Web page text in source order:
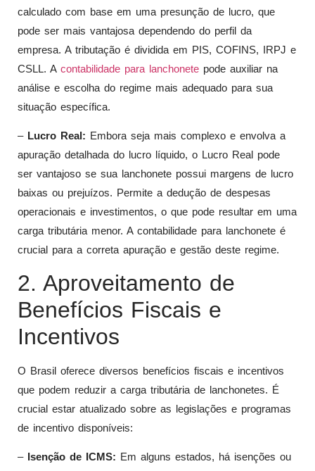
calculado com base em uma presunção de lucro, que
pode ser mais vantajosa dependendo do perfil da
empresa. A tributação é dividida em PIS, COFINS, IRPJ e
CSLL. A contabilidade para lanchonete pode auxiliar na
análise e escolha do regime mais adequado para sua
situação específica.
– Lucro Real: Embora seja mais complexo e envolva a
apuração detalhada do lucro líquido, o Lucro Real pode
ser vantajoso se sua lanchonete possui margens de lucro
baixas ou prejuízos. Permite a dedução de despesas
operacionais e investimentos, o que pode resultar em uma
carga tributária menor. A contabilidade para lanchonete é
crucial para a correta apuração e gestão deste regime.
2. Aproveitamento de
Benefícios Fiscais e
Incentivos
O Brasil oferece diversos benefícios fiscais e incentivos
que podem reduzir a carga tributária de lanchonetes. É
crucial estar atualizado sobre as legislações e programas
de incentivo disponíveis:
– Isenção de ICMS: Em alguns estados, há isenções ou